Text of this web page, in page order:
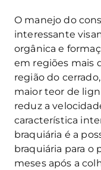
O manejo do
interessante
orgânica e
em regiões mais
região do
maior teor de
reduz a
característica
braquiária é a
braquiária para o
meses após a